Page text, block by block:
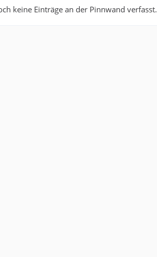
keine Einträge an der Pinnwand verfasst.